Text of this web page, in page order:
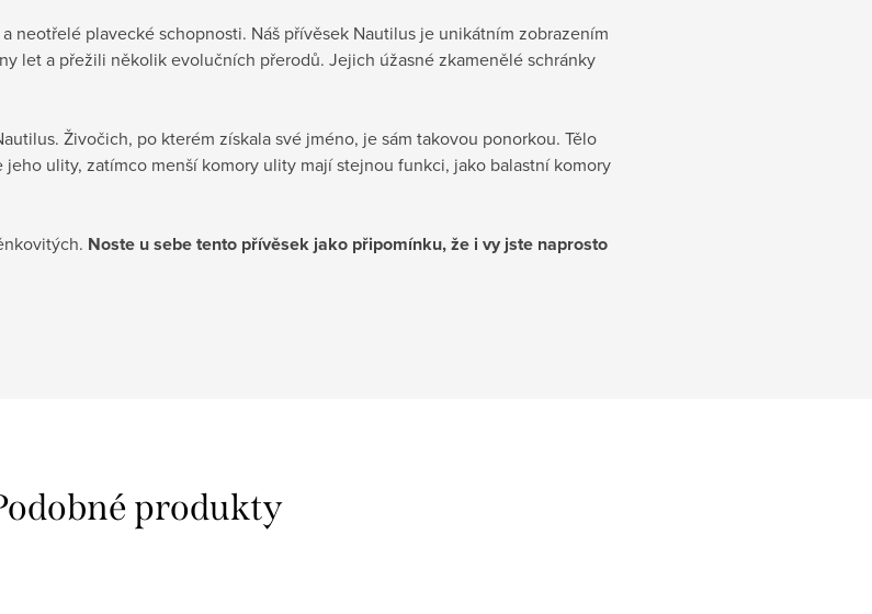
plavecké schopnosti. Náš přívěsek Nautilus je unikátním zobrazením
let a přežili několik evolučních přerodů. Jejich úžasné zkamenělé schránky
Živočich, po kterém získala své jméno, je sám takovou ponorkou. Tělo
ulity, zatímco menší komory ulity mají stejnou funkci, jako balastní komory
Noste u sebe tento přívěsek jako připomínku, že i vy jste naprosto